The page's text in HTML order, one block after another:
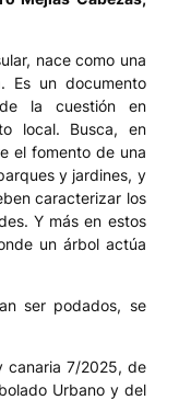
nace como una
Es un documento
la cuestión en
local. Busca, en
el fomento de una
y jardines, y
caracterizar los
Y más en estos
un árbol actúa
ser podados, se
canaria 7/2025, de
Urbano y del